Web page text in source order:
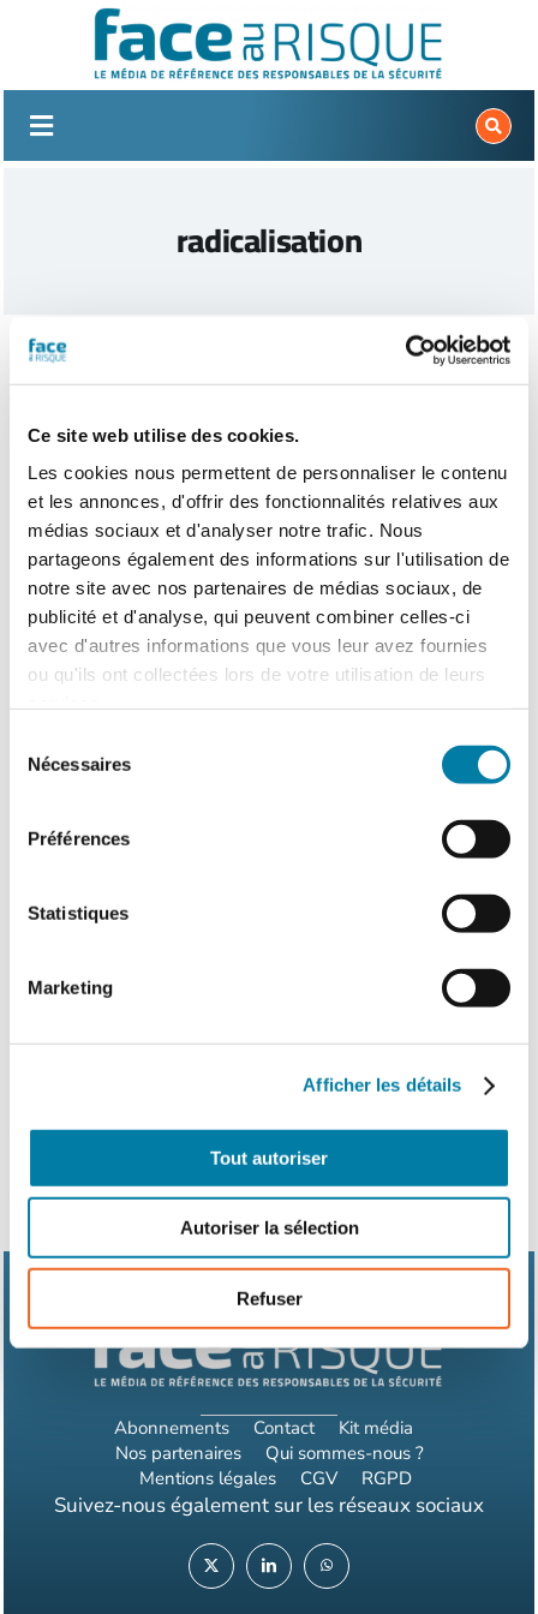
Ce site web utilise des cookies.
Les cookies nous permettent de personnaliser le contenu
et les annonces, d'offrir des fonctionnalités relatives aux
médias sociaux et d'analyser notre trafic. Nous
partageons également des informations sur l'utilisation de
notre site avec nos partenaires de médias sociaux, de
publicité et d'analyse, qui peuvent combiner celles-ci
avec d'autres informations que vous leur avez fournies
ou qu'ils ont collectées lors de votre utilisation de leurs
Nécessaires
Préférences
Statistiques
Marketing
Afficher les détails
Tout autoriser
Autoriser la sélection
Refuser
radicalisation
entreprise
Journaliste et écrivain, auditeur de l’Institut
Comprendre le terrorisme – Bâtissons une
compréhension du terrorisme. Entretien sur
la menace du terrorisme en…
Abonnements Contact
Kit média
Nos partenaires
Qui sommes-nous ?
Mentions légales
CGV RGPD
Suivez-nous également sur les réseaux sociaux